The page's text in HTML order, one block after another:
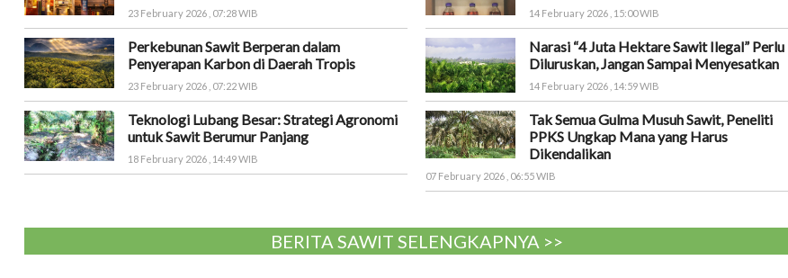
23 February 2026 , 07:28 WIB
Perkebunan Sawit Berperan dalam
Penyerapan Karbon di Daerah Tropis
23 February 2026 , 07:22 WIB
Teknologi Lubang Besar: Strategi Agronomi
untuk Sawit Berumur Panjang
18 February 2026 , 14:49 WIB
14 February 2026 , 15:00 WIB
Narasi “4 Juta Hektare Sawit Ilegal” Perlu
Diluruskan, Jangan Sampai Menyesatkan
14 February 2026 , 14:59 WIB
Tak Semua Gulma Musuh Sawit, Peneliti
PPKS Ungkap Mana yang Harus
Dikendalikan
07 February 2026 , 06:55 WIB
BERITA SAWIT SELENGKAPNYA >>